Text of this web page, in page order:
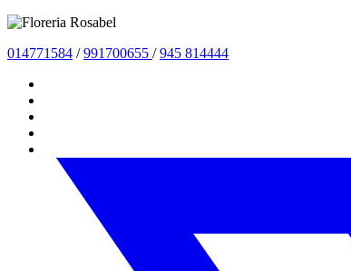
014771584 /991700655 /945 814444